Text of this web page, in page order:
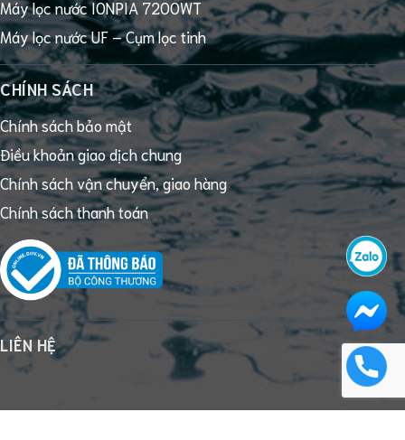
Máy lọc nước IONPIA 7200WT
Máy lọc nước UF – Cụm lọc tinh
CHÍNH SÁCH
Chính sách bảo mật
Điều khoản giao dịch chung
Chính sách vận chuyển, giao hàng
Chính sách thanh toán
LIÊN HỆ